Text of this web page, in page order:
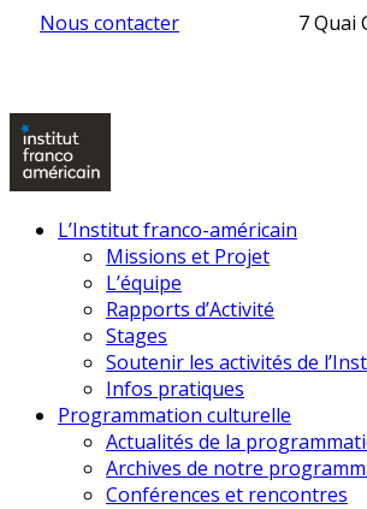
Nous contacter
7 Quai
L’Institut franco-américain
Missions et Projet
L’équipe
Rapports d’Activité
Stages
Soutenir les activités de
Infos pratiques
Programmation culturelle
Actualités de la
Archives de notre
Conférences et rencontres